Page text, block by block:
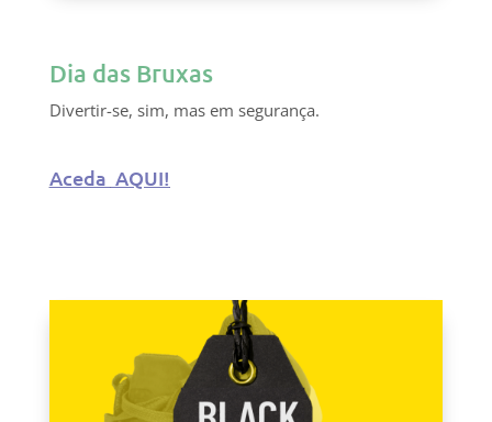
Dia das Bruxas
Divertir-se, sim, mas em segurança.
Aceda AQUI!